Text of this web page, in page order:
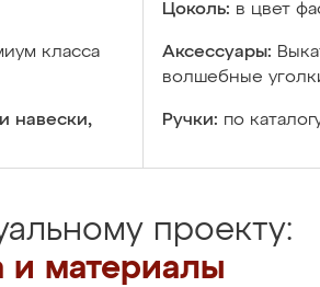
Цоколь: в цвет
класса
Аксессуары:
волшебные
навески,
Ручки: по
проекту:
и материалы